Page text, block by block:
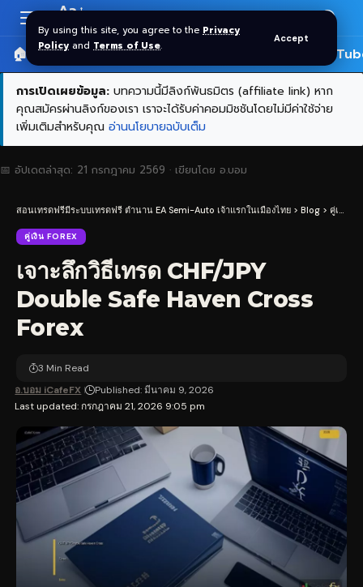
By using this site, you agree to the Privacy
Policy and Terms of Use.
Accept
Resizer
Aa
🏠 หน้าแรก ราคาทอง SPDR 🎬
การเปิดเผยข้อมูล: บทความนี้มีลิงก์พันธมิตร (affiliate link) หาก
คุณสมัครผ่านลิงก์ของเรา เราจะได้รับค่าคอมมิชชันโดยไม่มีค่าใช้จ่าย
เพิ่มเติมสำหรับคุณ อ่านนโยบายฉบับเต็ม
📅 อัปเดตล่าสุด: 21 กรกฎาคม 2569 · เขียนโดย อ.บอม
สอนเทรดฟรีมีระบบเทรดฟรี ตำนาน EA Semi-Auto เจ้าแรกในเมืองไทย > Blog > คู่เงิน Forex
คู่เงิน FOREX
เจาะลึกวิธีเทรด CHF/JPY
Double Safe Haven Cross
Forex
Last updated: กรกฎาคม 21, 2026 9:05 pm
อ.บอม iCafeFX Published: มีนาคม 9, 2026
3 Min Read